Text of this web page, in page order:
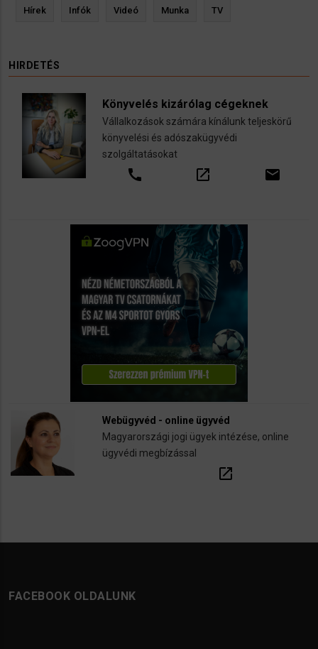
Hírek Infók Videó Munka TV
HIRDETÉS
Könyvelés kizárólag cégeknek
Vállalkozások számára kínálunk teljeskörű
könyvelési és adószakügyvédi
szolgáltatásokat
call open_in_new email
Webügyvéd - online ügyvéd
Magyarországi jogi ügyek intézése, online
ügyvédi megbízással
open_in_new
FACEBOOK OLDALUNK